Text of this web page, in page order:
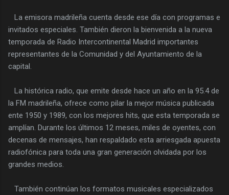
La emisora madrileña cuenta desde ese día con programas e
invitados especiales. También dieron la bienvenida a la nueva
temporada de Radio Intercontinental Madrid importantes
representantes de la Comunidad y del Ayuntamiento de la
capital.
La histórica radio, que emite desde hace un año en la 95.4 de
la FM madrileña, ofrece como pilar la mejor música publicada
ente 1950 y 1989, con los mejores hits, que esta temporada se
amplían. Durante los últimos 12 meses, miles de oyentes, con
decenas de mensajes, han respaldado esta arriesgada apuesta
radiofónica para toda una gran generación olvidada por los
grandes medios.
También continúan los formatos musicales especializados